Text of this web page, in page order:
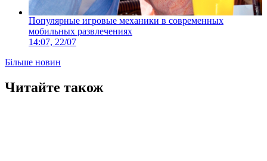
Популярные игровые механики в современных
мобильных развлечениях
14:07, 22/07
Більше новин
Читайте також